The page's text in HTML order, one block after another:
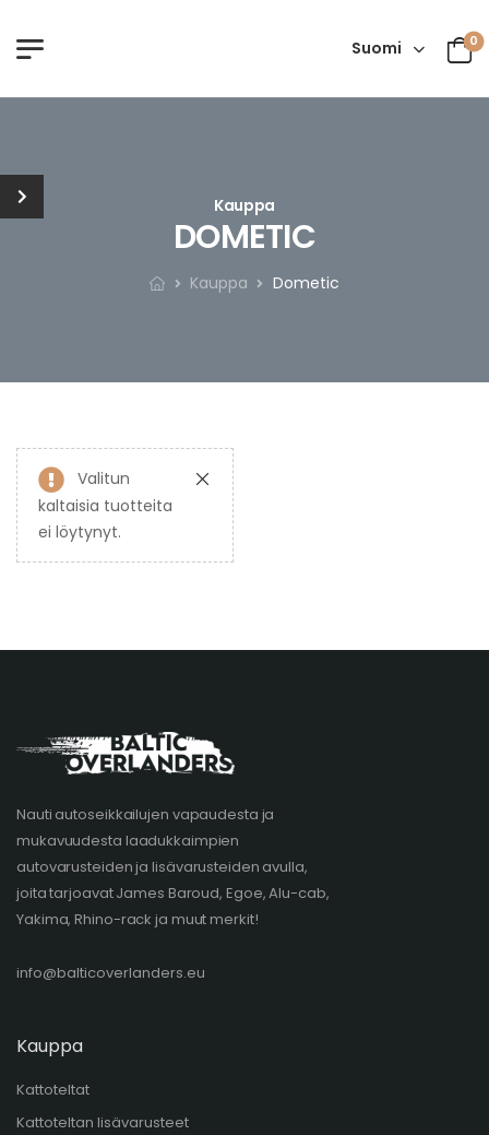
Suomi 0
Kauppa
DOMETIC
Kauppa Dometic
Valitun
kaltaisia tuotteita
ei löytynyt.
Nauti autoseikkailujen vapaudesta ja
mukavuudesta laadukkaimpien
autovarusteiden ja lisävarusteiden avulla,
joita tarjoavat James Baroud, Egoe, Alu-cab,
Yakima, Rhino-rack ja muut merkit!
info@balticoverlanders.eu
Kauppa
Kattoteltat
Kattoteltan lisävarusteet